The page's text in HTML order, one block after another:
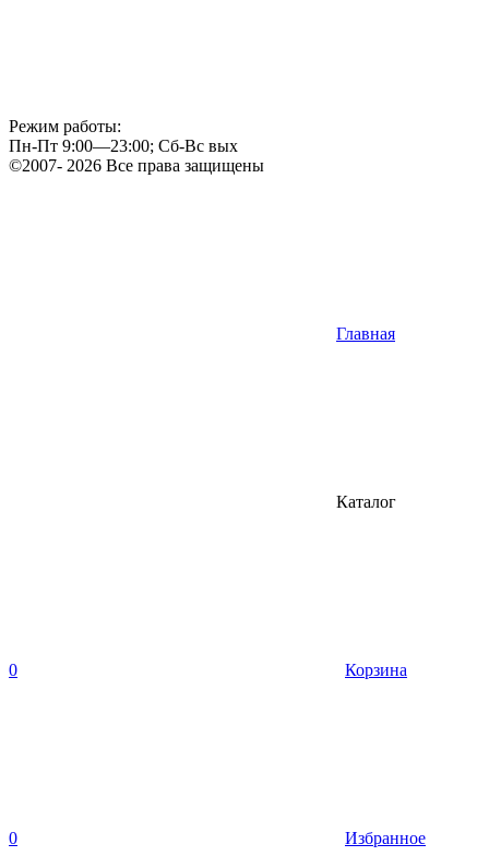
Режим работы:
Пн-Пт 9:00—23:00; Сб-Вс вых
©2007- 2026 Все права защищены
Главная
Каталог
0 Корзина
0 Избранное